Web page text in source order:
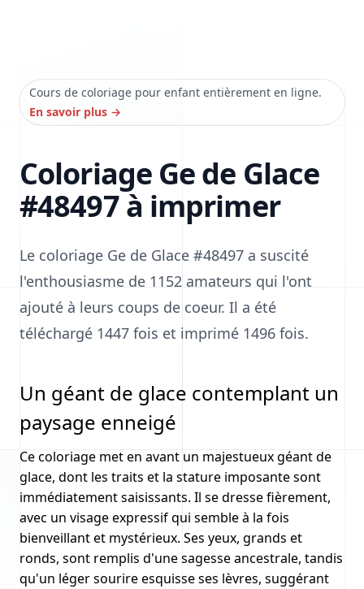
Cours de coloriage pour enfant entièrement en ligne.
En savoir plus →
Coloriage Ge de Glace
#48497 à imprimer
Le coloriage Ge de Glace #48497 a suscité
l'enthousiasme de 1152 amateurs qui l'ont
ajouté à leurs coups de coeur. Il a été
téléchargé 1447 fois et imprimé 1496 fois.
Un géant de glace contemplant un
paysage enneigé
Ce coloriage met en avant un majestueux géant de
glace, dont les traits et la stature imposante sont
immédiatement saisissants. Il se dresse fièrement,
avec un visage expressif qui semble à la fois
bienveillant et mystérieux. Ses yeux, grands et
ronds, sont remplis d'une sagesse ancestrale, tandis
qu'un léger sourire esquisse ses lèvres, suggérant